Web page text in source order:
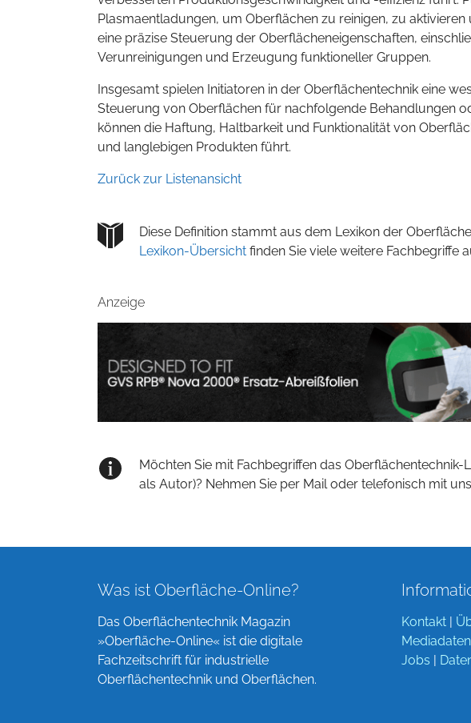
Plasmaentladungen, um Oberflächen zu reinigen, zu
eine präzise Steuerung der Oberflächeneigenschaften,
Verunreinigungen und Erzeugung funktioneller Gruppen.
Insgesamt spielen Initiatoren in der Oberflächentechnik eine
Steuerung von Oberflächen für nachfolgende Behandlungen
können die Haftung, Haltbarkeit und Funktionalität von
und langlebigen Produkten führt.
Zurück zur Listenansicht
Diese Definition stammt aus dem Lexikon der
Lexikon-Übersicht finden Sie viele weitere Fachbegriffe
Anzeige
Möchten Sie mit Fachbegriffen das
als Autor)? Nehmen Sie per Mail oder telefonisch mit uns
Was ist Oberfläche-Online?
Das Oberflächentechnik Magazin
»Oberfläche-Online« ist die digitale
Fachzeitschrift für industrielle
Oberflächentechnik und Oberflächen.
Kontakt |
Mediadaten
Jobs |